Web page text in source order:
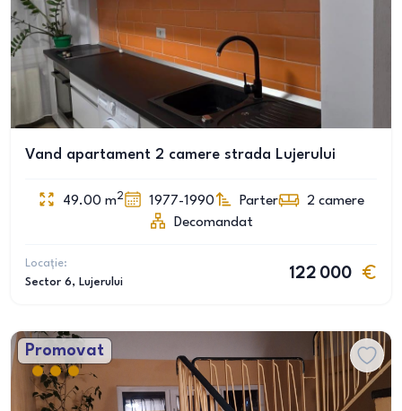
Vand apartament 2 camere strada Lujerului
49.00 m2 1977-1990 Parter 2 camere
Decomandat
Locație:
Sector 6, Lujerului
122 000
Promovat